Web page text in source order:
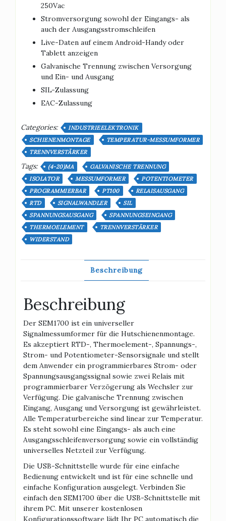
250Vac
Stromversorgung sowohl der Eingangs- als
auch der Ausgangsstromschleifen
Live-Daten auf einem Android-Handy oder
Tablett anzeigen
Galvanische Trennung zwischen Versorgung
und Ein- und Ausgang
SIL-Zulassung
EAC-Zulassung
Categories:
INDUSTRIEELEKTRONIK
SCHIENENMONTAGE
TEMPERATUR-MESSUMFORMER
TRENNVERSTÄRKER
Tags: (4-20)MA
GALVANISCHE TRENNUNG
ISOLATOR
MESSUMFORMER
POTENTIOMETER
PROGRAMMIERBAR
PT100
RELAISAUSGANG
RTD
SIGNALWANDLER
SIL
SPANNUNGSAUSGANG
SPANNUNGSEINGANG
THERMOELEMENT
TRENNVERSTÄRKER
WIDERSTAND
Beschreibung
Beschreibung
Der SEM1700 ist ein universeller
Signalmessumformer für die Hutschienenmontage.
Es akzeptiert RTD-, Thermoelement-, Spannungs-,
Strom- und Potentiometer-Sensorsignale und stellt
dem Anwender ein programmierbares Strom- oder
Spannungsausgangssignal sowie zwei Relais mit
programmierbarer Verzögerung als Wechsler zur
Verfügung. Die galvanische Trennung zwischen
Eingang, Ausgang und Versorgung ist gewährleistet.
Alle Temperaturbereiche sind linear zur Temperatur.
Es steht sowohl eine Eingangs- als auch eine
Ausgangsschleifenversorgung sowie ein vollständig
universelles Netzteil zur Verfügung.
Die USB-Schnittstelle wurde für eine einfache
Bedienung entwickelt und ist für eine schnelle und
einfache Konfiguration ausgelegt. Verbinden Sie
einfach den SEM1700 über die USB-Schnittstelle mit
ihrem PC. Mit unserer kostenlosen
Konfigurationssoftware lädt Ihr PC automatisch die